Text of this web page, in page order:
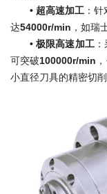
• 超高速加工 ：
达54000r/min ，如瑞
•极限高速加工：
可突破100000r/min
小直径刀具的精密切削